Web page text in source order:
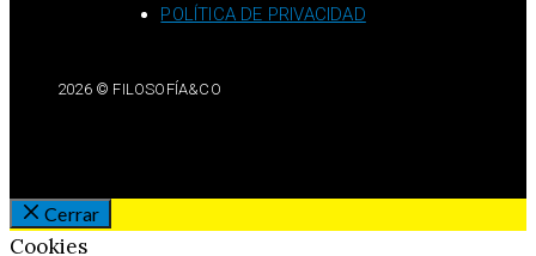
POLÍTICA DE PRIVACIDAD
2026 © FILOSOFÍA&CO
Cerrar
Cookies